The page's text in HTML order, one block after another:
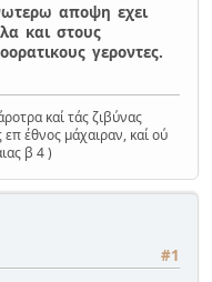
αποψη εχει
και στους
γεροντες.
καί τάς ζιβύνας
έθνος μάχαιραν, καί ού
β 4 )
#1